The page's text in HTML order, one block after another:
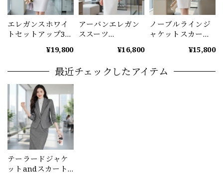
エレガンスホワイ
トセットアップ3点
ュ付き） A1204
¥19,800
アーバンエレガン
ススーツ
¥16,800
ノーブルラインジ
ャケットスカート
¥15,800
最近チェックしたアイテム
テーラードジャケ
ットandスカート2